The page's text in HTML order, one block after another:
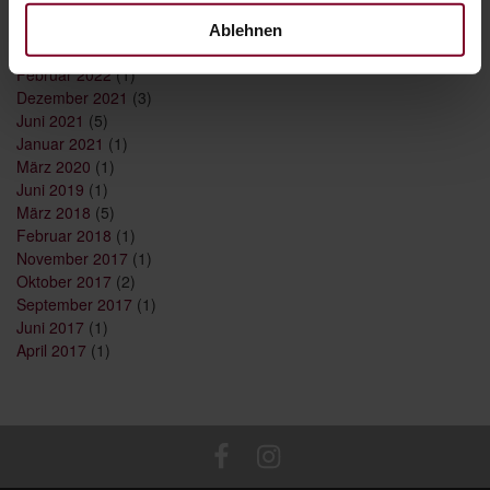
Ablehnen
September 2023(1)
Mai 2022(1)
Februar 2022(1)
Dezember 2021 (3)
Juni 2021 (5)
Januar 2021 (1)
März 2020 (1)
Juni 2019 (1)
März 2018 (5)
Februar 2018 (1)
November 2017 (1)
Oktober 2017 (2)
September 2017 (1)
Juni 2017 (1)
April 2017 (1)